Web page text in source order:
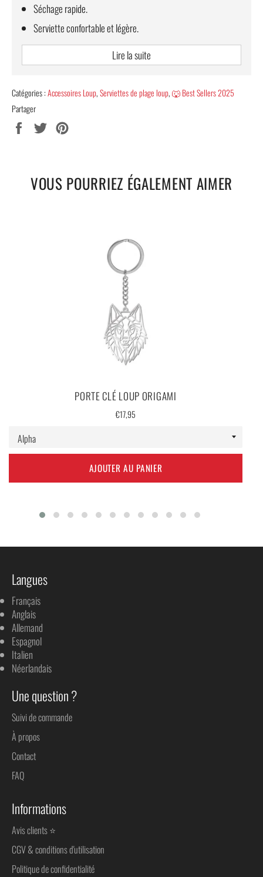
Séchage rapide.
Serviette confortable et légère.
Lavage Machine : 30 degrés (conservation optimale)
Poids: 420g.
Taille:
150cm/100cm.
LIVRAISON STANDARD OFFERTE !
Guide des tailles bagues
Lire la suite
Catégories :Accessoires Loup,Serviettes de plage loup,🐺 Best Sellers 2025
Partager
Partager Tweeter
VOUS POURRIEZ ÉGALEMENT AIMER
PORTE CLÉ LOUP ORIGAMI
Prix
€17,95
AJOUTER AU PANIER
Langues
Français
Anglais
Allemand
Espagnol
Italien
Néerlandais
Une question ?
Suivi de commande
À propos
Contact
FAQ
Informations
Avis clients ⭐
CGV & conditions d'utilisation
Politique de confidentialité